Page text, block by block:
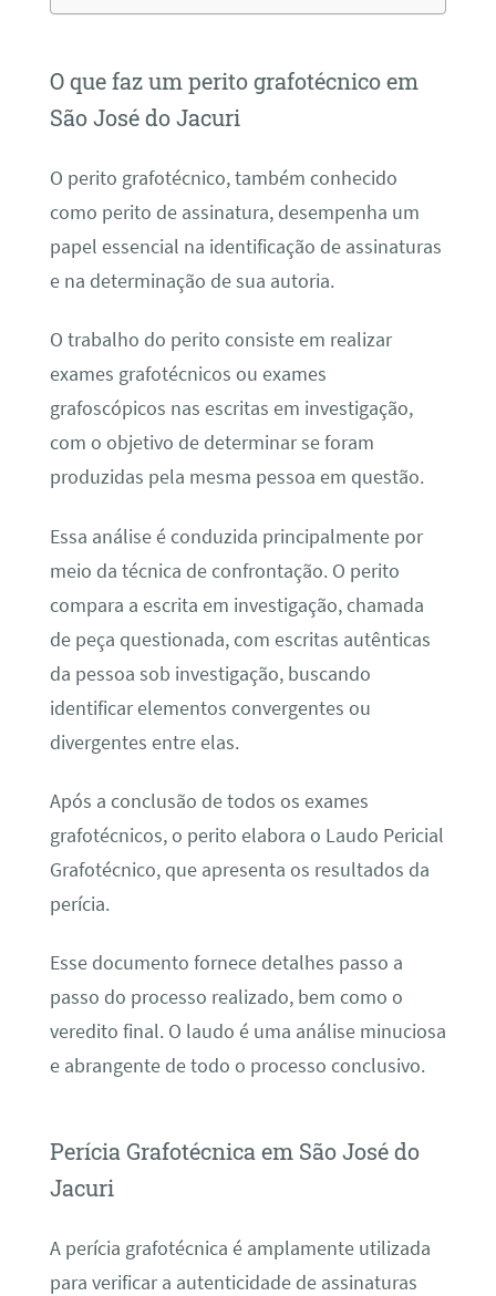
O que faz um perito grafotécnico em
São José do Jacuri
O perito grafotécnico, também conhecido
como perito de assinatura, desempenha um
papel essencial na identificação de assinaturas
e na determinação de sua autoria.
O trabalho do perito consiste em realizar
exames grafotécnicos ou exames
grafoscópicos nas escritas em investigação,
com o objetivo de determinar se foram
produzidas pela mesma pessoa em questão.
Essa análise é conduzida principalmente por
meio da técnica de confrontação. O perito
compara a escrita em investigação, chamada
de peça questionada, com escritas autênticas
da pessoa sob investigação, buscando
identificar elementos convergentes ou
divergentes entre elas.
Após a conclusão de todos os exames
grafotécnicos, o perito elabora o Laudo Pericial
Grafotécnico, que apresenta os resultados da
perícia.
Esse documento fornece detalhes passo a
passo do processo realizado, bem como o
veredito final. O laudo é uma análise minuciosa
e abrangente de todo o processo conclusivo.
Perícia Grafotécnica em São José do
Jacuri
A perícia grafotécnica é amplamente utilizada
para verificar a autenticidade de assinaturas